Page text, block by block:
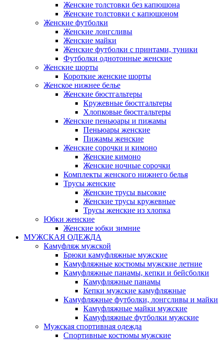
Женские толстовки без капюшона
Женские толстовки с капюшоном
Женские футболки
Женские лонгсливы
Женские майки
Женские футболки с принтами, туники
Футболки однотонные женские
Женские шорты
Короткие женские шорты
Женское нижнее белье
Женские бюстгальтеры
Кружевные бюстгальтеры
Хлопковые бюстгальтеры
Женские пеньюары и пижамы
Пеньюары женские
Пижамы женские
Женские сорочки и кимоно
Женские кимоно
Женские ночные сорочки
Комплекты женского нижнего белья
Трусы женские
Женские трусы высокие
Женские трусы кружевные
Трусы женские из хлопка
Юбки женские
Женские юбки зимние
МУЖСКАЯ ОДЕЖДА
Камуфляж мужской
Брюки камуфляжные мужские
Камуфляжные костюмы мужские летние
Камуфляжные панамы, кепки и бейсболки
Камуфляжные панамы
Кепки мужские камуфляжные
Камуфляжные футболки, лонгсливы и майки
Камуфляжные майки мужские
Камуфляжные футболки мужские
Мужская спортивная одежда
Спортивные костюмы мужские